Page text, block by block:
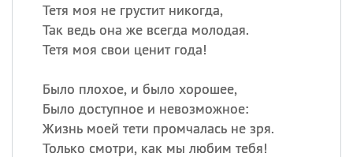
Тетя моя не грустит никогда,
Так ведь она же всегда молодая.
Тетя моя свои ценит года!
Было плохое, и было хорошее,
Было доступное и невозможное:
Жизнь моей тети промчалась не зря.
Только смотри, как мы любим тебя!